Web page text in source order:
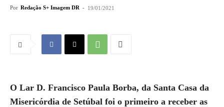
Por Redação S+ Imagem DR - 19/01/2021
O Lar D. Francisco Paula Borba, da Santa Casa da
Misericórdia de Setúbal foi o primeiro a receber as